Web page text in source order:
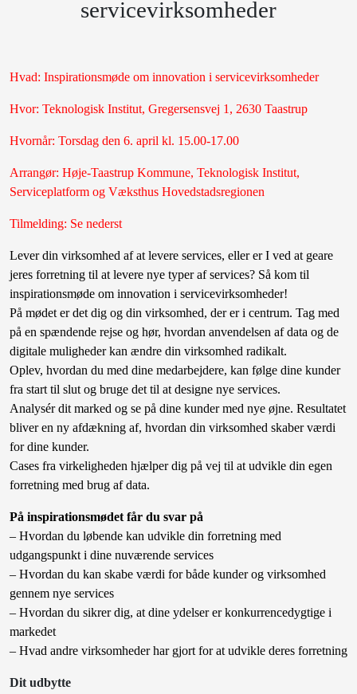
servicevirksomheder
Hvad: Inspirationsmøde om innovation i servicevirksomheder
Hvor: Teknologisk Institut, Gregersensvej 1, 2630 Taastrup
Hvornår: Torsdag den 6. april kl. 15.00-17.00
Arrangør: Høje-Taastrup Kommune, Teknologisk Institut,
Serviceplatform og Væksthus Hovedstadsregionen
Tilmelding: Se nederst
Lever din virksomhed af at levere services, eller er I ved at geare
jeres forretning til at levere nye typer af services? Så kom til
inspirationsmøde om innovation i servicevirksomheder!
På mødet er det dig og din virksomhed, der er i centrum. Tag med
på en spændende rejse og hør, hvordan anvendelsen af data og de
digitale muligheder kan ændre din virksomhed radikalt.
Oplev, hvordan du med dine medarbejdere, kan følge dine kunder
fra start til slut og bruge det til at designe nye services.
Analysér dit marked og se på dine kunder med nye øjne. Resultatet
bliver en ny afdækning af, hvordan din virksomhed skaber værdi
for dine kunder.
Cases fra virkeligheden hjælper dig på vej til at udvikle din egen
forretning med brug af data.
På inspirationsmødet får du svar på
– Hvordan du løbende kan udvikle din forretning med
udgangspunkt i dine nuværende services
– Hvordan du kan skabe værdi for både kunder og virksomhed
gennem nye services
– Hvordan du sikrer dig, at dine ydelser er konkurrencedygtige i
markedet
– Hvad andre virksomheder har gjort for at udvikle deres forretning
Dit udbytte